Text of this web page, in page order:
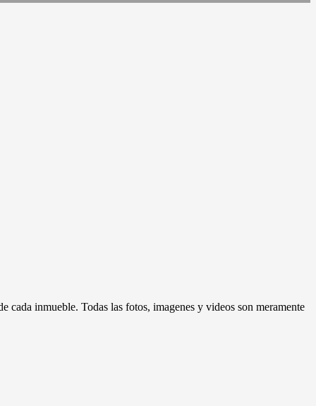
cada inmueble. Todas las fotos, imagenes y videos son meramente